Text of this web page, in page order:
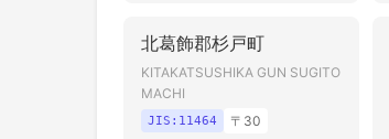
北葛飾郡杉戸町
KITAKATSUSHIKA GUN SUGITO
MACHI
JIS: 11464 〒 30